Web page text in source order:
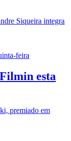
Siqueira integra
esta
premiado em